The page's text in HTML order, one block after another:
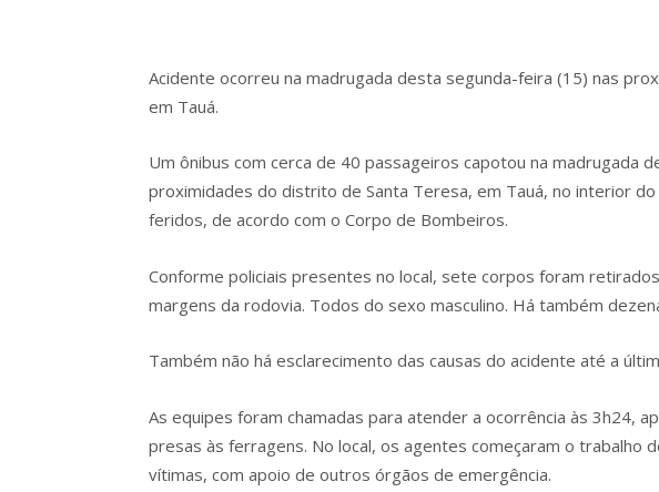
Acidente ocorreu na madrugada desta segunda-feira (15) nas
em Tauá.
Um ônibus com cerca de 40 passageiros capotou na madrugada
proximidades do distrito de Santa Teresa, em Tauá, no interior
feridos, de acordo com o Corpo de Bombeiros.
Conforme policiais presentes no local, sete corpos foram
margens da rodovia. Todos do sexo masculino. Há também
Também não há esclarecimento das causas do acidente até a
As equipes foram chamadas para atender a ocorrência às 3h24,
presas às ferragens. No local, os agentes começaram o trabalho
vítimas, com apoio de outros órgãos de emergência.